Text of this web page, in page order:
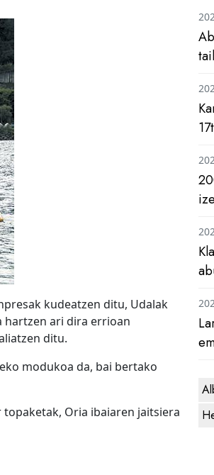
kudeatzen ditu, Udalak
hartzen ari dira errioan
ditu.
modukoa da, bai bertako
Oria ibaiaren jaitsiera